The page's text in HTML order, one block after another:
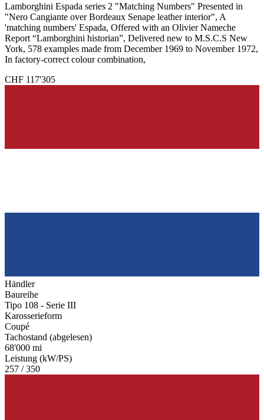
Lamborghini Espada series 2 "Matching Numbers" Presented in
"Nero Cangiante over Bordeaux Senape leather interior", A
'matching numbers' Espada, Offered with an Olivier Nameche
Report “Lamborghini historian”, Delivered new to M.S.C.S New
York, 578 examples made from December 1969 to November 1972,
In factory-correct colour combination,
CHF 117'305
Händler
Baureihe
Tipo 108 - Serie III
Karosserieform
Coupé
Tachostand (abgelesen)
68'000 mi
Leistung (kW/PS)
257 / 350